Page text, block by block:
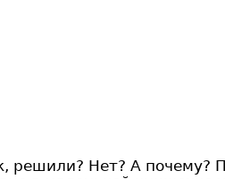
решили? Нет? А почему?